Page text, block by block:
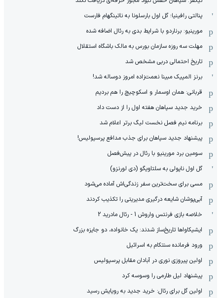
پنالتی رافینیا؛ گل اول بارسلونا به ناتینگهام فارست
مورینیو: برناردو با شرایط بدی به رئال اضافه شده
مهلت سه روزه سازمان بورس به مالک باشگاه استقلال
تاریخ احتمالی دربی مشخص شد
برنز المپیک مبینا نعمت‌زاده امروز دوساله شد!
قربانی: همان اوسمار و اسکوچیچ را هم بردیم
خرید جدید سپاهان هفته اول را از دست داد
برنامه نیم فصل نخست لیگ برتر اعلام شد
پیشنهاد جدید سپاهان برای جذب مدافع پرسپولیس!
سومین برد مورینیو با رئال در پیش‌فصل
گل اول ناپولی به سلتاویگو (دی لورنزو)
مسی برای سخت‌ترین سفر زندگی‌اش آماده می‌شود
آبی‌پوشان شایعه درگیری مدیریتی را تکذیب کردند
خلاصه بازی فرنتس واروش 1 - رئال مادرید 2
ایشیکاوا‌ها تاریخ‌ساز شدند: یک خانواده، دو جایزه بزرگ
ورود فرمانده سنتکام به اسرائیل
اولین پیروزی نوری در آبادان مقابل پرسپولیس
پیشنهاد لیل طارمی را وسوسه کرد
اولین گل برای رئال: خرید جدید به رویایش رسید